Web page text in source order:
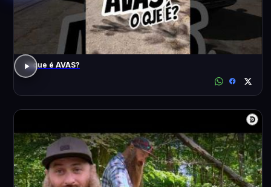
o que é AVAS?